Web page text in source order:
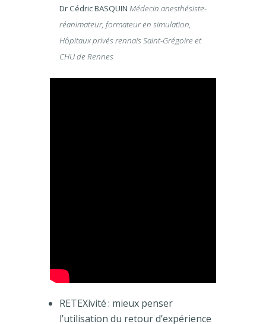
Dr Cédric BASQUIN Médecin anesthésiste-
réanimateur, formateur en simulation,
Hôpitaux privés rennais Saint-Grégoire et
CHU de Rennes
RETEXivité : mieux penser
l’utilisation du retour d’expérience